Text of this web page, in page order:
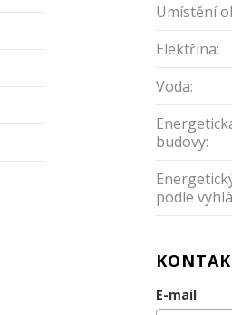
Umístění
Elektřina:
Voda:
budovy:
podle
E-mail